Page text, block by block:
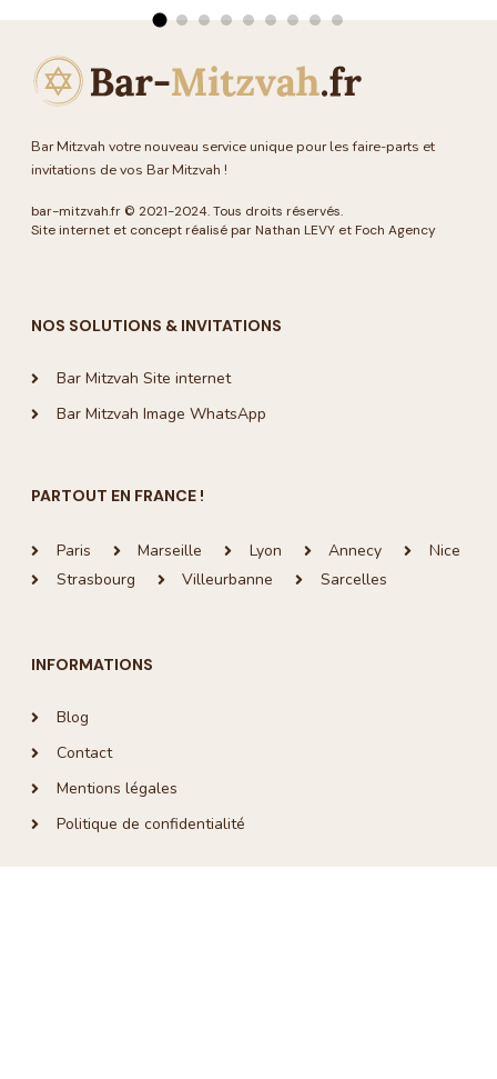
Bar Mitzvah votre nouveau service unique pour les faire-parts et
invitations de vos Bar Mitzvah !
bar-mitzvah.fr © 2021-2024. Tous droits réservés.
Site internet et concept réalisé par Nathan LEVY et Foch Agency
NOS SOLUTIONS & INVITATIONS
Bar Mitzvah Site internet
Bar Mitzvah Image WhatsApp
PARTOUT EN FRANCE !
Paris Marseille Lyon Annecy
Nice
Strasbourg
Villeurbanne Sarcelles
INFORMATIONS
Blog
Contact
Mentions légales
Politique de confidentialité